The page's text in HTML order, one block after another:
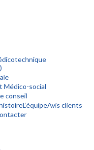
Médico-social
conseil
L’équipeAvis clients